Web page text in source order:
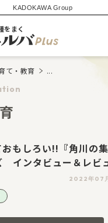
KADOKAWA Group
る
をまく
て・教育 ...
もしろい!!『角川の
インタビュー＆レビ
2022年07